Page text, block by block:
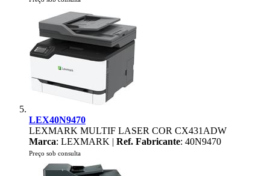
LEX40N9470
LEXMARK MULTIF LASER COR CX431ADW
Marca: LEXMARK | Ref. Fabricante: 40N9470
Preço sob consulta